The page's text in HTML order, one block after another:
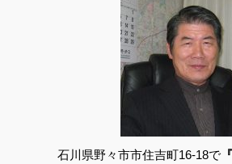
石川県野々市市住吉町16-18で